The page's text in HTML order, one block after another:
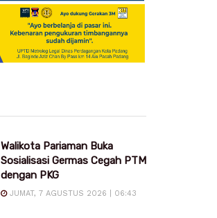
Walikota Pariaman Buka
Sosialisasi Germas Cegah PTM
dengan PKG
JUMAT, 7 AGUSTUS 2026 | 06:43